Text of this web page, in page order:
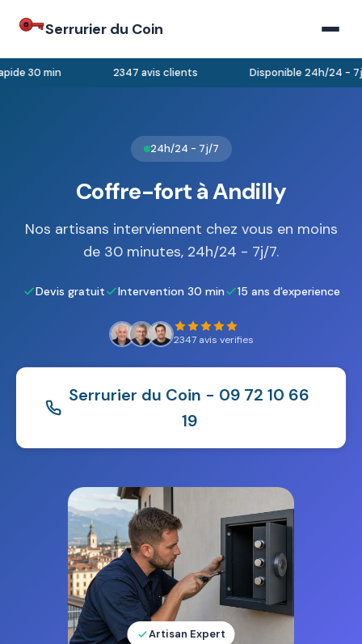
Serrurier du Coin
30 min 2347 avis clients Disponible 24h/24 -
24h/24 - 7j/7
Coffre-fort à Andilly
Nos artisans interviennent chez vous en moins
de 30 minutes, 24h/24 - 7j/7.
Devis gratuit Intervention 30 min 15 ans d'experience
2347 avis verifies
Serrurier du Coin - 09 72 10 66
19
Artisan Expert